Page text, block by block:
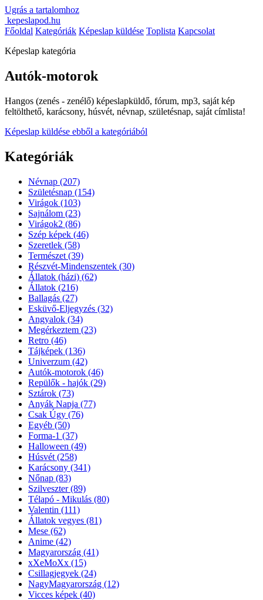
Ugrás a tartalomhoz
kepeslapod.hu
Főoldal Kategóriák Képeslap küldése Toplista Kapcsolat
Képeslap kategória
Autók-motorok
Hangos (zenés - zenélő) képeslapküldő, fórum, mp3, saját kép
feltölthető, karácsony, húsvét, névnap, születésnap, saját címlista!
Képeslap küldése ebből a kategóriából
Kategóriák
Névnap (207)
Születésnap (154)
Virágok (103)
Sajnálom (23)
Virágok2 (86)
Szép képek (46)
Szeretlek (58)
Természet (39)
Részvét-Mindenszentek (30)
Állatok (házi) (62)
Állatok (216)
Ballagás (27)
Esküvő-Eljegyzés (32)
Angyalok (34)
Megérkeztem (23)
Retro (46)
Tájképek (136)
Univerzum (42)
Autók-motorok (46)
Repülők - hajók (29)
Sztárok (73)
Anyák Napja (77)
Csak Úgy (76)
Egyéb (50)
Forma-1 (37)
Halloween (49)
Húsvét (258)
Karácsony (341)
Nőnap (83)
Szilveszter(89)
Télapó - Mikulás (80)
Valentin (111)
Állatok vegyes (81)
Mese (62)
Anime (42)
Magyarország (41)
xXeMoXx (15)
Csillagjegyek (24)
NagyMagyarország (12)
Vicces képek (40)